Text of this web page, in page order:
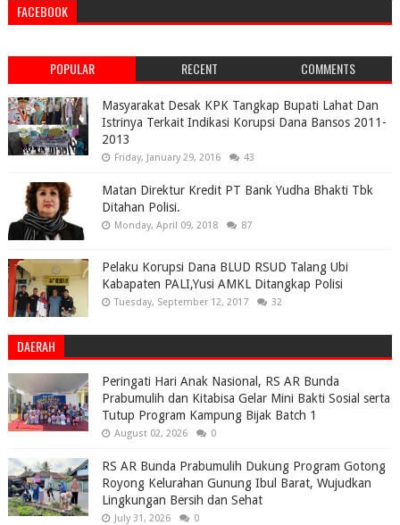
FACEBOOK
POPULAR RECENT COMMENTS
Masyarakat Desak KPK Tangkap Bupati Lahat Dan
Istrinya Terkait Indikasi Korupsi Dana Bansos 2011-
2013
Friday, January 29, 2016 43
Matan Direktur Kredit PT Bank Yudha Bhakti Tbk
Ditahan Polisi.
Monday, April 09, 2018 87
Pelaku Korupsi Dana BLUD RSUD Talang Ubi
Kabapaten PALI,Yusi AMKL Ditangkap Polisi
Tuesday, September 12, 2017 32
DAERAH
Peringati Hari Anak Nasional, RS AR Bunda
Prabumulih dan Kitabisa Gelar Mini Bakti Sosial serta
Tutup Program Kampung Bijak Batch 1
August 02, 2026 0
RS AR Bunda Prabumulih Dukung Program Gotong
Royong Kelurahan Gunung Ibul Barat, Wujudkan
Lingkungan Bersih dan Sehat
July 31, 2026 0